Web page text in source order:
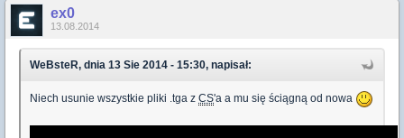
ex0
13.08.2014
WeBsteR, dnia 13 Sie 2014 - 15:30, napisał:
Niech usunie wszystkie pliki .tga z CS'a a mu się ściągną od nowa